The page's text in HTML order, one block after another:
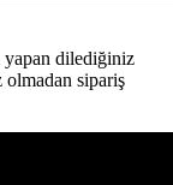
yapan dilediğiniz
olmadan sipariş